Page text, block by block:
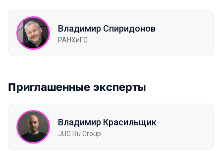
Владимир Спиридонов
РАНХиГС
Приглашенные эксперты
Владимир Красильщик
JUG Ru Group